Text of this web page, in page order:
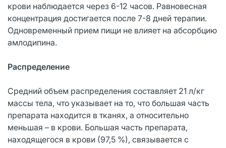
крови наблюдается через 6-12 часов. Равновесная
концентрация достигается после 7-8 дней терапии.
Одновременный прием пищи не влияет на абсорбцию
амлодипина.
Распределение
Средний объем распределения составляет 21 л/кг
массы тела, что указывает на то, что большая часть
препарата находится в тканях, а относительно
меньшая – в крови. Большая часть препарата,
находящегося в крови (97,5 %), связывается с